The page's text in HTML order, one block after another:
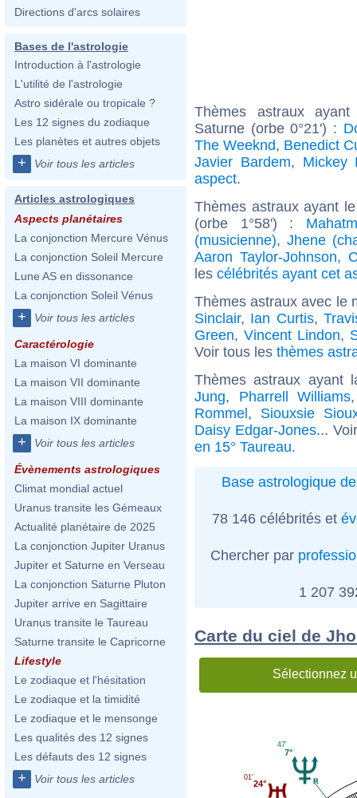
Directions d'arcs solaires
Bases de l'astrologie
Introduction à l'astrologie
L'utilité de l'astrologie
Astro sidérale ou tropicale ?
Les 12 signes du zodiaque
Les planètes et autres objets
+ Voir tous les articles
Articles astrologiques
Aspects planétaires
La conjonction Mercure Vénus
La conjonction Soleil Mercure
Lune AS en dissonance
La conjonction Soleil Vénus
+ Voir tous les articles
Caractérologie
La maison VI dominante
La maison VII dominante
La maison VIII dominante
La maison IX dominante
+ Voir tous les articles
Évènements astrologiques
Climat mondial actuel
Uranus transite les Gémeaux
Actualité planétaire de 2025
La conjonction Jupiter Uranus
Jupiter et Saturne en Verseau
La conjonction Saturne Pluton
Jupiter arrive en Sagittaire
Uranus transite le Taureau
Saturne transite le Capricorne
Lifestyle
Le zodiaque et l'hésitation
Le zodiaque et la timidité
Le zodiaque et le mensonge
Les qualités des 12 signes
Les défauts des 12 signes
+ Voir tous les articles
Thèmes astraux
Saturne (orbe 0°21') :
The Weeknd, Benedict
Javier Bardem, Mickey
aspect.
Thèmes astraux ayant
(orbe 1°58') :
(musicienne),Jhene
Aaron Taylor-Johnson,
les célébrités ayant cet
Thèmes astraux avec le
Sinclair, Ian Curtis,
Green, Vincent Lindon,
Voir tous les thèmes
Thèmes astraux ayant
Jung, Pharrell Williams
Rommel, Siouxsie
Daisy Edgar-Jones...
en 15° Taureau.
Base astrologique
78 146 célébrités et
Chercher par
1 207
Carte du ciel de
Sélectionnez
7°
47'
24°
01'